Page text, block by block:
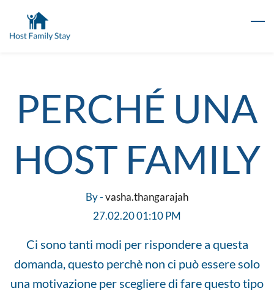
PERCHÉ UNA
HOST FAMILY
By -vasha.thangarajah
27.02.20 01:10 PM
Ci sono tanti modi per rispondere a questa
domanda, questo perchè non ci può essere solo
una motivazione per scegliere di fare questo tipo